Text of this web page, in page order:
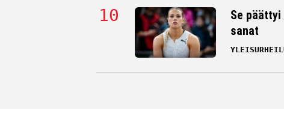
Se
sanat